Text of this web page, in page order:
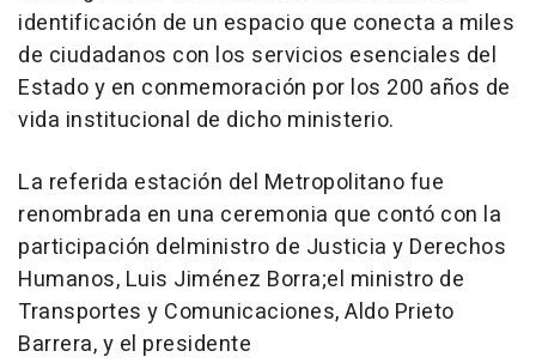
identificación de un espacio que conecta a miles
de ciudadanos con los servicios esenciales del
Estado y en conmemoración por los 200 años de
vida institucional de dicho ministerio.
La referida estación del Metropolitano fue
renombrada en una ceremonia que contó con la
participación delministro de Justicia y Derechos
Humanos, Luis Jiménez Borra;el ministro de
Transportes y Comunicaciones, Aldo Prieto
Barrera, y el presidente